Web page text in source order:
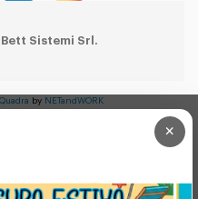
Sistemi Srl.
×
by NETandWORK